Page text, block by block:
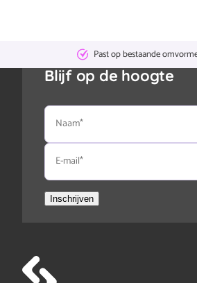
Geen
Blijf op de hoogte
Naam
E-
mail
Inschrijven